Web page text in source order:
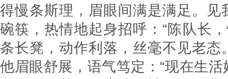
得慢条斯理，眉眼间满是满足。见
碗筷，热情地起身招呼：“陈队长
条长凳，动作利落，丝毫不见老态
他眉眼舒展，语气笃定：“现在生